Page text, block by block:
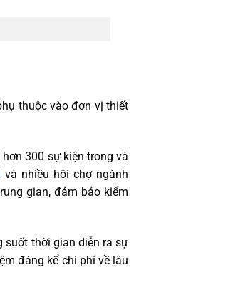
thuộc vào đơn vị thiết
300 sự kiện trong và
và nhiều hội chợ ngành
gian, đảm bảo kiểm
suốt thời gian diễn ra sự
đáng kể chi phí về lâu